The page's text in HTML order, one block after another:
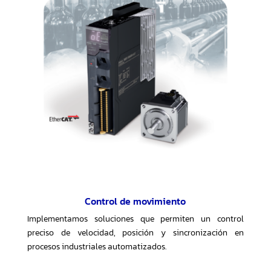
Control de movimiento
Implementamos soluciones que permiten un control
preciso de velocidad, posición y sincronización en
procesos industriales automatizados.